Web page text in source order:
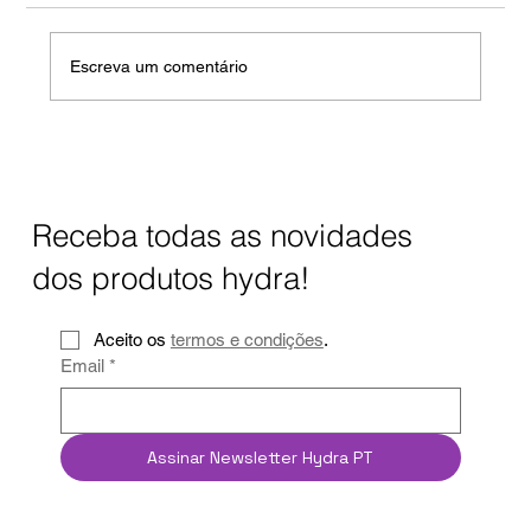
Escreva um comentário
Receba todas as novidades
dos produtos hydra!
Aceito os termos e condições.
Email *
Assinar Newsletter Hydra PT